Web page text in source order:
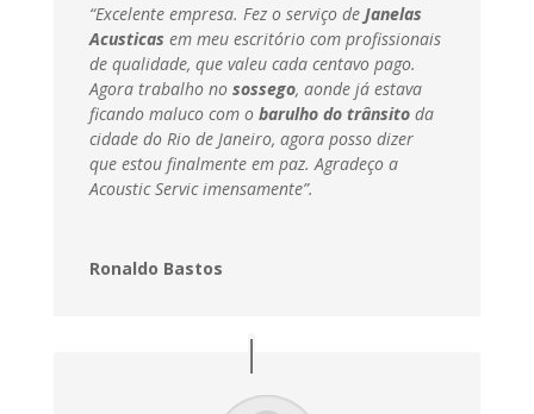
“Excelente empresa. Fez o serviço de Janelas
Acusticas em meu escritório com profissionais
de qualidade, que valeu cada centavo pago.
Agora trabalho no sossego, aonde já estava
ficando maluco com o barulho do trânsitoda
cidade do Rio de Janeiro, agora posso dizer
que estou finalmente em paz. Agradeço a
Acoustic Servic imensamente”.
Ronaldo Bastos